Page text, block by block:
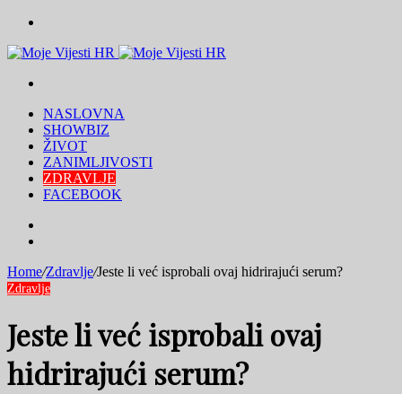
NASLOVNA
SHOWBIZ
ŽIVOT
ZANIMLJIVOSTI
ZDRAVLJE
FACEBOOK
Home/Zdravlje/Jeste li već isprobali ovaj hidrirajući serum?
Zdravlje
Jeste li već isprobali ovaj
hidrirajući serum?